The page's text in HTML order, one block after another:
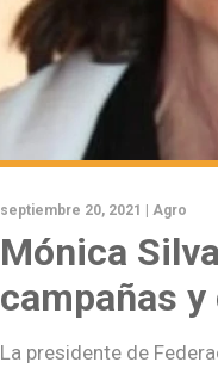
septiembre 20, 2021 | Agro
Mónica
campañas
La presidente de